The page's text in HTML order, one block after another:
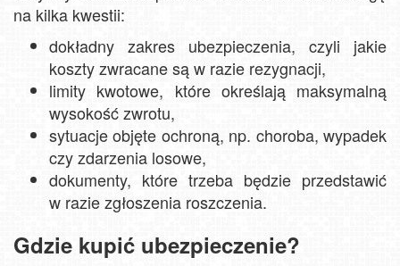
na kilka kwestii:
dokładny zakres ubezpieczenia, czyli jakie
koszty zwracane są w razie rezygnacji,
limity kwotowe, które określają maksymalną
wysokość zwrotu,
sytuacje objęte ochroną, np. choroba, wypadek
czy zdarzenia losowe,
dokumenty, które trzeba będzie przedstawić
w razie zgłoszenia roszczenia.
Gdzie kupić ubezpieczenie?